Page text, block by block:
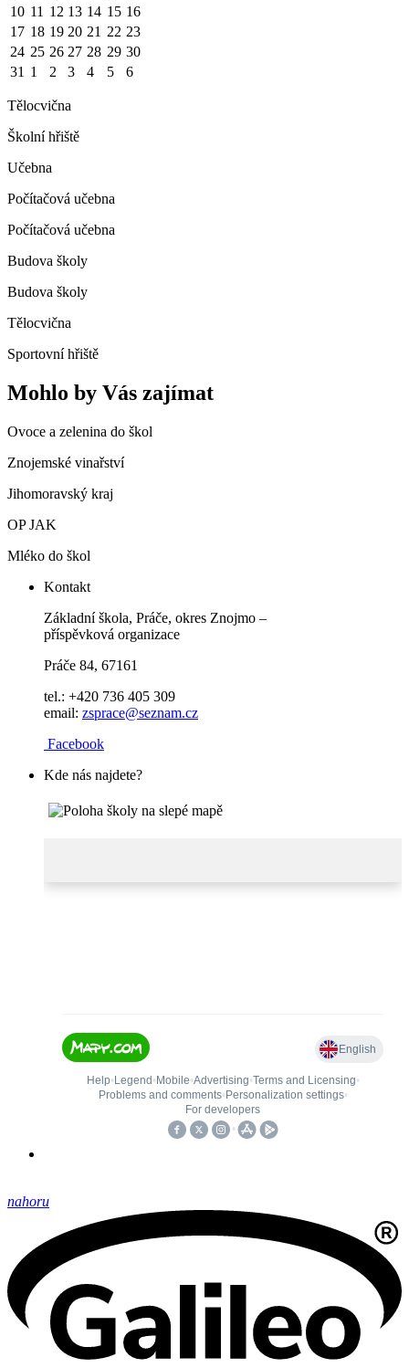
10 11 12 13 14 15 16
17 18 19 20 21 22 23
24 25 26 27 28 29 30
31 1 2 3 4 5 6
Tělocvična
Školní hřiště
Učebna
Počítačová učebna
Počítačová učebna
Budova školy
Budova školy
Tělocvična
Sportovní hřiště
Mohlo by Vás zajímat
Ovoce a zelenina do škol
Znojemské vinařství
Jihomoravský kraj
OP JAK
Mléko do škol
Kontakt
Základní škola, Práče, okres Znojmo –
příspěvková organizace
Práče 84, 67161
tel.: +420 736 405 309
email: zsprace@seznam.cz
Facebook
Kde nás najdete?
nahoru